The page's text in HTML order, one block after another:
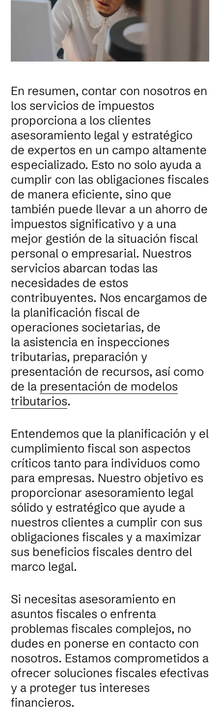
En resumen, contar con nosotros en
los servicios de impuestos
proporciona a los clientes
asesoramiento legal y estratégico
de expertos en un campo altamente
especializado. Esto no solo ayuda a
cumplir con las obligaciones fiscales
de manera eficiente, sino que
también puede llevar a un ahorro de
impuestos significativo y a una
mejor gestión de la situación fiscal
personal o empresarial. Nuestros
servicios abarcan todas las
necesidades de estos
contribuyentes. Nos encargamos de
la planificación fiscal de
operaciones societarias, de
la asistencia en inspecciones
tributarias, preparación y
presentación de recursos, así como
de la presentación de modelos
tributarios.
Entendemos que la planificación y el
cumplimiento fiscal son aspectos
críticos tanto para individuos como
para empresas. Nuestro objetivo es
proporcionar asesoramiento legal
sólido y estratégico que ayude a
nuestros clientes a cumplir con sus
obligaciones fiscales y a maximizar
sus beneficios fiscales dentro del
marco legal.
Si necesitas asesoramiento en
asuntos fiscales o enfrenta
problemas fiscales complejos, no
dudes en ponerse en contacto con
nosotros. Estamos comprometidos a
ofrecer soluciones fiscales efectivas
y a proteger tus intereses
financieros.